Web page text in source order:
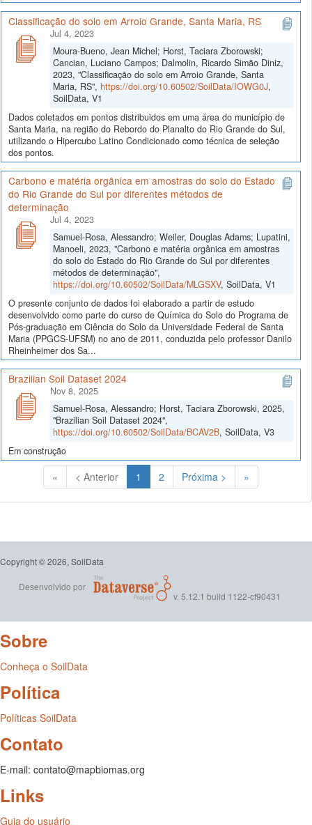
Classificação do solo em Arroio Grande, Santa Maria, RS
Jul 4, 2023
Moura-Bueno, Jean Michel; Horst, Taciara Zborowski;
Cancian, Luciano Campos; Dalmolin, Ricardo Simão Diniz,
2023, "Classificação do solo em Arroio Grande, Santa
Maria, RS", https://doi.org/10.60502/SoilData/IOWG0J,
SoilData, V1
Dados coletados em pontos distribuidos em uma área do município de
Santa Maria, na região do Rebordo do Planalto do Rio Grande do Sul,
utilizando o Hipercubo Latino Condicionado como técnica de seleção
dos pontos.
Carbono e matéria orgânica em amostras do solo do Estado
do Rio Grande do Sul por diferentes métodos de
determinação
Jul 4, 2023
Samuel-Rosa, Alessandro; Weiler, Douglas Adams; Lupatini,
Manoeli, 2023, "Carbono e matéria orgânica em amostras
do solo do Estado do Rio Grande do Sul por diferentes
métodos de determinação",
https://doi.org/10.60502/SoilData/MLGSXV, SoilData, V1
O presente conjunto de dados foi elaborado a partir de estudo
desenvolvido como parte do curso de Química do Solo do Programa de
Pós-graduação em Ciência do Solo da Universidade Federal de Santa
Maria (PPGCS-UFSM) no ano de 2011, conduzida pelo professor Danilo
Rheinheimer dos Sa...
Brazilian Soil Dataset 2024
Nov 8, 2025
Samuel-Rosa, Alessandro; Horst, Taciara Zborowski, 2025,
"Brazilian Soil Dataset 2024",
https://doi.org/10.60502/SoilData/BCAV2B, SoilData, V3
Em construção
« < Anterior 1 (Atual)
2 Próxima > »
Copyright © 2026, SoilData
Desenvolvido por
v. 5.12.1 build 1122-cf90431
Sobre
Conheça o SoilData
Política
Políticas SoilData
Contato
E-mail: contato@mapbiomas.org
Links
Guia do usuário